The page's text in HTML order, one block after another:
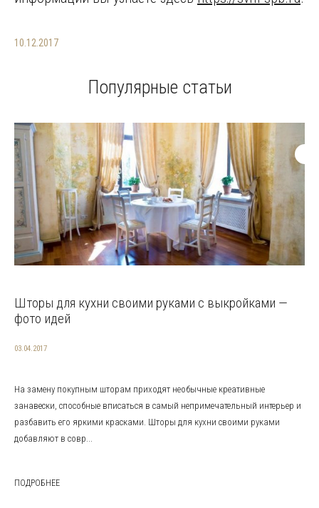
10.12.2017
Популярные статьи
Шторы для кухни своими руками с выкройками —
фото идей
03.04.2017
На замену покупным шторам приходят необычные креативные
занавески, способные вписаться в самый непримечательный интерьер и
разбавить его яркими красками. Шторы для кухни своими руками
добавляют в совр...
ПОДРОБНЕЕ